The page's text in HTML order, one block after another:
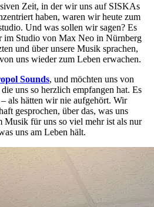
Zeit, in der wir uns auf SISKAs
haben, waren wir heute zum
Und was sollen wir sagen? Es
im Studio von Max Neo in Nürnberg
und über unsere Musik sprachen,
uns wieder zum Leben erwachen.
Sounds, und möchten uns von
uns so herzlich empfangen hat. Es
als hätten wir nie aufgehört. Wir
gesprochen, über das, was uns
Musik für uns so viel mehr ist als nur
uns am Leben hält.